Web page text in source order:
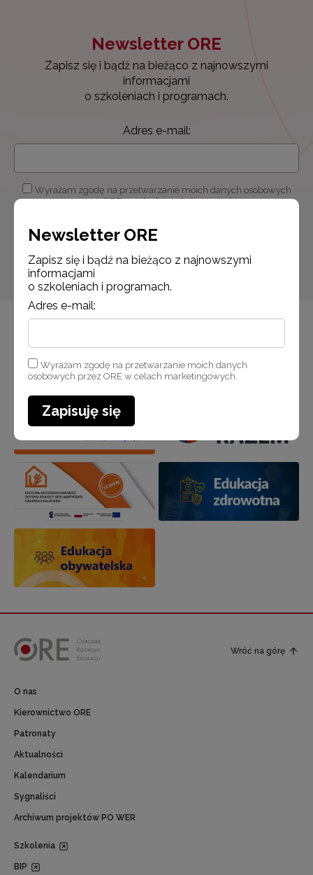
Newsletter ORE
Zapisz się i bądź na bieżąco z najnowszymi
informacjami
o szkoleniach i programach.
Adres e-mail:
Wyrażam zgodę na przetwarzanie moich danych osobowych
przez ORE w celach marketingowych.
Zapisuję się
Wróć na górę
O nas
Kierownictwo ORE
Patronaty
Aktualności
Kalendarium
Sygnaliści
Archiwum projektów PO WER
Szkolenia
BIP
Newsletter ORE
Zapisz się i bądź na bieżąco z najnowszymi
informacjami
o szkoleniach i programach.
Adres e-mail:
Wyrażam zgodę na przetwarzanie moich danych
osobowych przez ORE w celach marketingowych.
Zapisuję się